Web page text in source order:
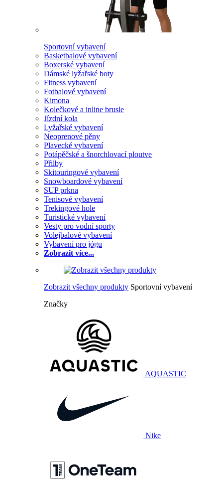
Sportovní vybavení
Basketbalové vybavení
Boxerské vybavení
Dámské lyžařské boty
Fitness vybavení
Fotbalové vybavení
Kimona
Kolečkové a inline brusle
Jízdní kola
Lyžařské vybavení
Neoprenové pěny
Plavecké vybavení
Potápěčské a šnorchlovací ploutve
Přilby
Skitouringové vybavení
Snowboardové vybavení
SUP prkna
Tenisové vybavení
Trekingové hole
Turistické vybavení
Vesty pro vodní sporty
Volejbalové vybavení
Vybavení pro jógu
Zobrazit více...
Zobrazit všechny produkty Sportovní vybavení
Značky
AQUASTIC
Nike